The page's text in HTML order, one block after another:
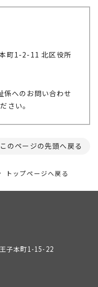
町1-2-11 北区役所
係へのお問い合わせ
さい。
このページの先頭へ戻る
トップページへ戻る
子本町1-15-22